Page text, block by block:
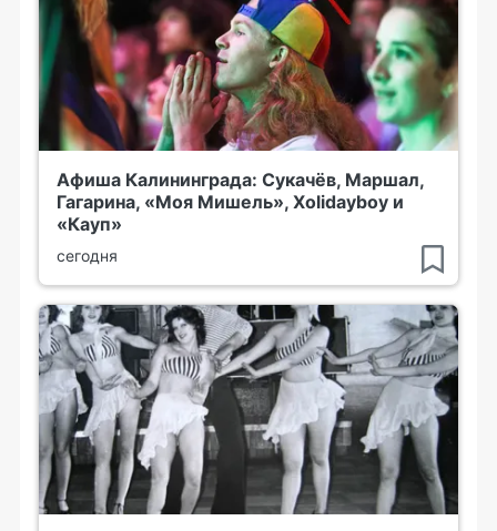
Афиша Калининграда: Сукачёв, Маршал,
Гагарина, «Моя Мишель», Xolidayboy и
«Кауп»
сегодня